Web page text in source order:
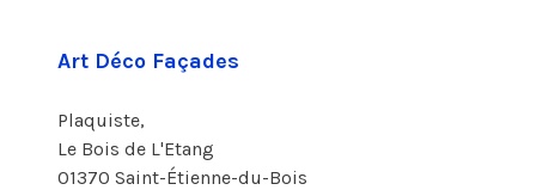
Art Déco Façades
Plaquiste,
Le Bois de L'Etang
01370 Saint-Étienne-du-Bois